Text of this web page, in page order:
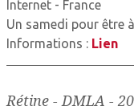
Internet - France
Un samedi pour être
Informations : Lien
Rétine - DMLA -